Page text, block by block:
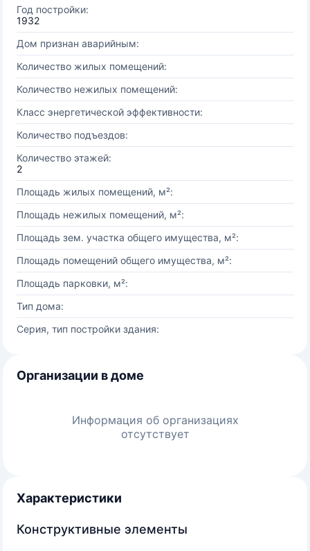
Год постройки:
1932
Дом признан аварийным:
Количество жилых помещений:
Количество нежилых помещений:
Класс энергетической эффективности:
Количество подъездов:
Количество этажей:
2
Площадь жилых помещений, м²:
Площадь нежилых помещений, м²:
Площадь зем. участка общего имущества, м²:
Площадь помещений общего имущества, м²:
Площадь парковки, м²:
Тип дома:
Серия, тип постройки здания:
Организации в доме
Информация об организациях
отсутствует
Характеристики
Конструктивные элементы